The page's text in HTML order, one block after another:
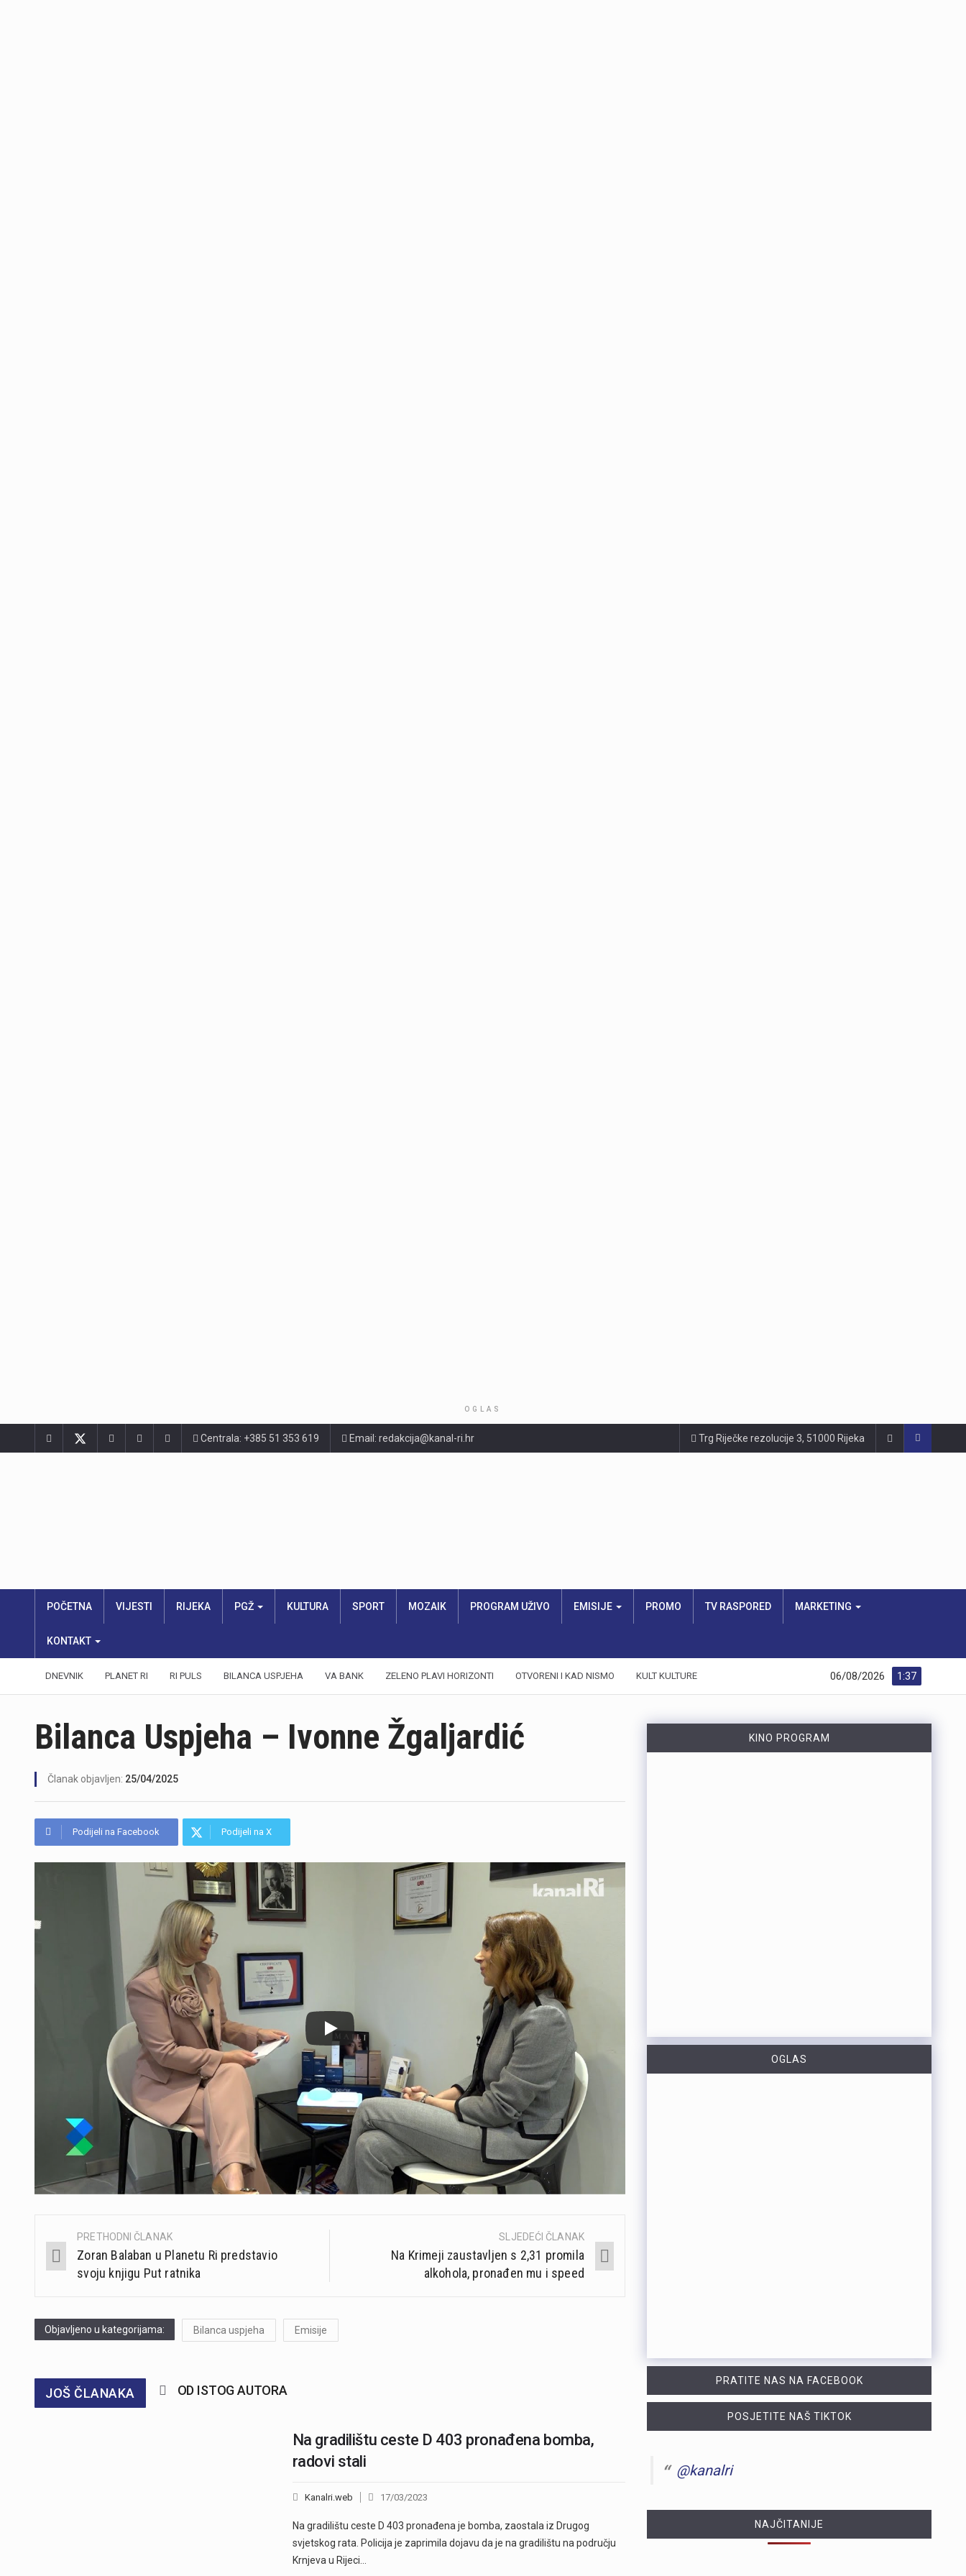
OGLAS
Centrala: +385 51 353 619 Email: redakcija@kanal-ri.hr Trg Riječke rezolucije 3, 51000 Rijeka
POČETNA VIJESTI RIJEKA PGŽ KULTURA SPORT MOZAIK PROGRAM UŽIVO EMISIJE PROMO TV RASPORED MARKETING
KONTAKT
DNEVNIK PLANET RI RI PULS BILANCA USPJEHA VA BANK ZELENO PLAVI HORIZONTI OTVORENI I KAD NISMO KULT KULTURE 1:37
06/08/2026
Bilanca Uspjeha – Ivonne Žgaljardić
Članak objavljen: 25/04/2025
Podijeli na Facebook Podijeli na X
Post
navigation
PRETHODNI ČLANAK
Zoran Balaban u Planetu Ri predstavio
svoju knjigu Put ratnika
SLJEDEĆI ČLANAK
Na Krimeji zaustavljen s 2,31 promila
alkohola, pronađen mu i speed
Objavljeno u kategorijama: Bilanca uspjeha Emisije
JOŠ ČLANAKA OD ISTOG AUTORA
Na gradilištu ceste D 403 pronađena bomba,
radovi stali
Kanalri.web 17/03/2023
Na gradilištu ceste D 403 pronađena je bomba, zaostala iz Drugog
svjetskog rata. Policija je zaprimila dojavu da je na gradilištu na području
Krnjeva u Rijeci…
KINO PROGRAM
OGLAS
PRATITE NAS NA FACEBOOK
POSJETITE NAŠ TIKTOK
@kanalri
NAJČITANIJE